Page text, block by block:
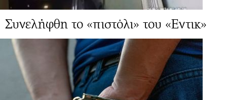
Συνελήφθη το «πιστόλι» του «Εντικ»